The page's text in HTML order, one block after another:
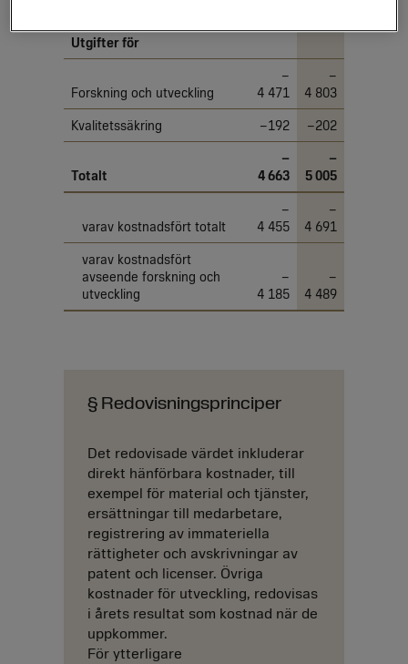
Utgifter för
Forskning och utveckling
–
4 471
–
4 803
Kvalitetssäkring –192 –202
Totalt
–
4 663
–
5 005
varav kostnadsfört totalt
–
4 455
–
4 691
varav kostnadsfört
avseende forskning och
utveckling
–
4 185
–
4 489
§ Redovisningsprinciper
Det redovisade värdet inkluderar
direkt hänförbara kostnader, till
exempel för material och tjänster,
ersättningar till medarbetare,
registrering av immateriella
rättigheter och avskrivningar av
patent och licenser. Övriga
kostnader för utveckling, redovisas
i årets resultat som kostnad när de
uppkommer.
För ytterligare